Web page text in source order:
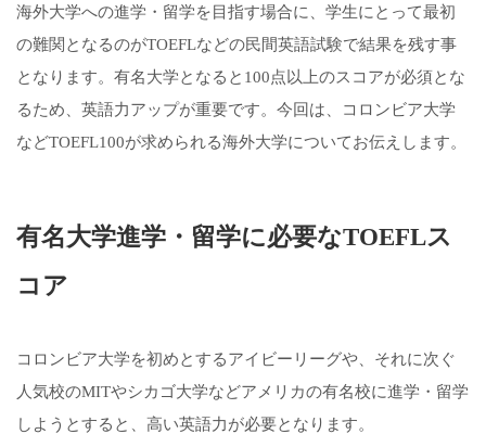
海外大学への進学・留学を目指す場合に、学生にとって最初
の難関となるのがTOEFLなどの民間英語試験で結果を残す事
となります。有名大学となると100点以上のスコアが必須とな
るため、英語力アップが重要です。今回は、コロンビア大学
などTOEFL100が求められる海外大学についてお伝えします。
有名大学進学・留学に必要なTOEFLス
コア
コロンビア大学を初めとするアイビーリーグや、それに次ぐ
人気校のMITやシカゴ大学などアメリカの有名校に進学・留学
しようとすると、高い英語力が必要となります。